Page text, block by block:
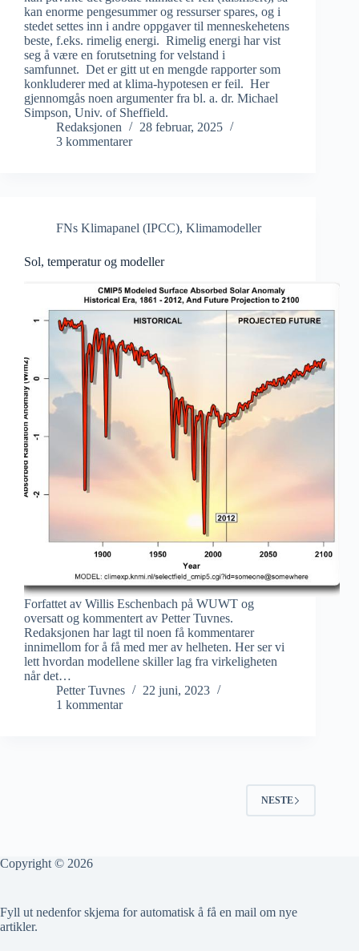
kan enorme pengesummer og ressurser spares, og i
stedet settes inn i andre oppgaver til menneskehetens
beste, f.eks. rimelig energi. Rimelig energi har vist
seg å være en forutsetning for velstand i
samfunnet. Det er gitt ut en mengde rapporter som
konkluderer med at klima-hypotesen er feil. Her
gjennomgås noen argumenter fra bl. a. dr. Michael
Simpson, Univ. of Sheffield.
Redaksjonen
28 februar, 2025
3 kommentarer
FNs Klimapanel (IPCC), Klimamodeller
Sol, temperatur og modeller
Forfattet av Willis Eschenbach på WUWT og
oversatt og kommentert av Petter Tuvnes.
Redaksjonen har lagt til noen få kommentarer
innimellom for å få med mer av helheten. Her ser vi
lett hvordan modellene skiller lag fra virkeligheten
når det…
Petter Tuvnes
22 juni, 2023
1 kommentar
NESTE
Copyright © 2026
Fyll ut nedenfor skjema for automatisk å få en mail om nye
artikler.